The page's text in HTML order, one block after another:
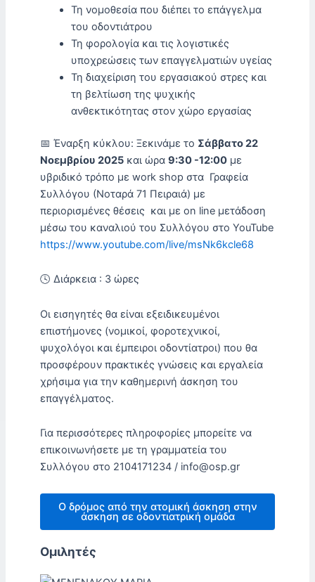
Τη νομοθεσία που διέπει το επάγγελμα
του οδοντιάτρου
Τη φορολογία και τις λογιστικές
υποχρεώσεις των επαγγελματιών υγείας
Τη διαχείριση του εργασιακού στρες και
τη βελτίωση της ψυχικής
ανθεκτικότητας στον χώρο εργασίας
📅 Έναρξη κύκλου: Ξεκινάμε το Σάββατο 22
Νοεμβρίου 2025 και ώρα9:30 -12:00 με
υβριδικό τρόπο με work shop στα Γραφεία
Συλλόγου (Νοταρά 71 Πειραιά) με
περιορισμένες θέσεις και με on line μετάδοση
μέσω του καναλιού του Συλλόγου στο YouTube
https://www.youtube.com/live/msNk6kcle68
🕓 Διάρκεια : 3 ώρες
Οι εισηγητές θα είναι εξειδικευμένοι
επιστήμονες (νομικοί, φοροτεχνικοί,
ψυχολόγοι και έμπειροι οδοντίατροι) που θα
προσφέρουν πρακτικές γνώσεις και εργαλεία
χρήσιμα για την καθημερινή άσκηση του
επαγγέλματος.
Για περισσότερες πληροφορίες μπορείτε να
επικοινωνήσετε με τη γραμματεία του
Συλλόγου στο 2104171234 / info@osp.gr
Ο δρόμος από την ατομική άσκηση στην
άσκηση σε οδοντιατρική ομάδα
Ομιλητές